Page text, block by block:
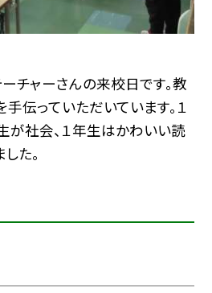
チャーさんの来校日です。教
伝っていただいています。１
が社会、１年生はかわいい読
た。